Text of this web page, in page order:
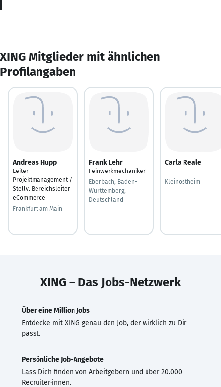
XING Mitglieder mit ähnlichen
Profilangaben
Andreas Hupp
Leiter
Projektmanagement /
Stellv. Bereichsleiter
eCommerce
Frankfurt am Main
Frank Lehr
Feinwerkmechaniker
Eberbach, Baden-
Württemberg,
Deutschland
Carla Reale
---
Kleinostheim
XING – Das Jobs-Netzwerk
Über eine Million Jobs
Entdecke mit XING genau den Job, der wirklich zu Dir
passt.
Persönliche Job-Angebote
Lass Dich finden von Arbeitgebern und über 20.000
Recruiter·innen.